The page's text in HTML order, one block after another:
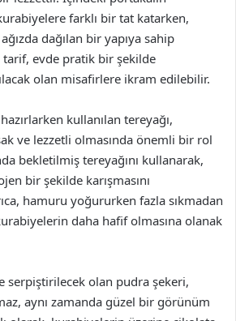
farklı bir tat katarken,
dağılan bir yapıya sahip
tarif, evde pratik bir şekilde
olan misafirlere ikram edilebilir.
kullanılan tereyağı,
ve lezzetli olmasında önemli bir rol
bekletilmiş tereyağını kullanarak,
bir şekilde karışmasını
hamuru yoğururken fazla sıkmadan
daha hafif olmasına olanak
serpiştirilecek olan pudra şekeri,
aynı zamanda güzel bir görünüm